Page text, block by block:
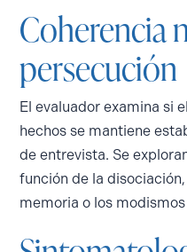
Coherencia
persecución
El evaluador examina si
hechos se mantiene
de entrevista. Se
función de la
memoria o los